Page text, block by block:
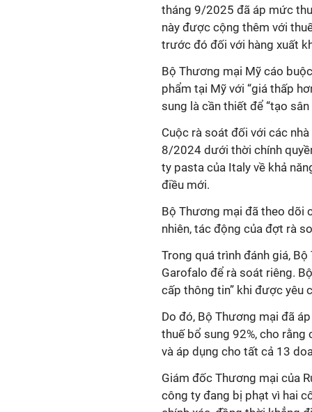
tháng 9/2025 đã áp mức
này được cộng thêm với
trước đó đối với hàng xuất
Bộ Thương mại Mỹ cáo
phẩm tại Mỹ với “giá thấp
sung là cần thiết để “tạo
Cuộc rà soát đối với các
8/2024 dưới thời chính
ty pasta của Italy về khả
điều mới.
Bộ Thương mại đã theo dõi
nhiên, tác động của đợt rà
Trong quá trình đánh giá,
Garofalo để rà soát riêng.
cấp thông tin” khi được yêu
Do đó, Bộ Thương mại đã
thuế bổ sung 92%, cho rằng
và áp dụng cho tất cả 13
Giám đốc Thương mại của
công ty đang bị phạt vì hai